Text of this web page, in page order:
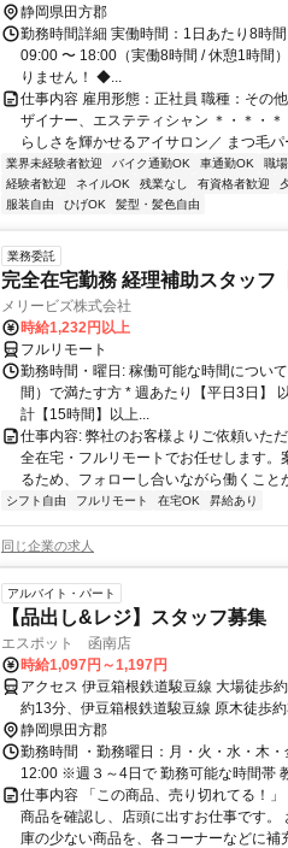
静岡県田方郡
勤務時間詳細 実働時間：1日あたり8時
09:00 〜 18:00（実働8時間 / 休憩1時間
りません！ ◆...
仕事内容 雇用形態：正社員 職種：その
ザイナー、エステティシャン ＊・＊・
らしさを輝かせるアイサロン／ まつ毛パ
業界未経験者歓迎 バイク通勤OK 車通勤OK 職
経験者歓迎
ネイルOK 残業なし 有資格者歓迎
服装自由
ひげOK 髪型・髪色自由
業務委託
完全在宅勤務 経理補助スタッフ
メリービズ株式会社
時給1,232円以上
フルリモート
勤務時間・曜日: 稼働可能な時間につい
間）で満たす方 * 週あたり【平日3日】
計【15時間】以上...
仕事内容: 弊社のお客様よりご依頼いた
全在宅・フルリモートでお任せします
るため、フォローし合いながら働くこと
シフト自由 フルリモート 在宅OK 昇給あり
同じ企業の求人
アルバイト・パート
【品出し&レジ】スタッフ募集
エスポット 函南店
時給1,097円～1,197円
アクセス 伊豆箱根鉄道駿豆線 大場徒歩
約13分、伊豆箱根鉄道駿豆線 原木徒歩
静岡県田方郡
勤務時間 ・勤務曜日：月・火・水・木
12:00 ※週３～4日で 勤務可能な時間帯
仕事内容 「この商品、売り切れてる！
商品を確認し、店頭に出すお仕事です
庫の少ない商品を、各コーナーなどに補